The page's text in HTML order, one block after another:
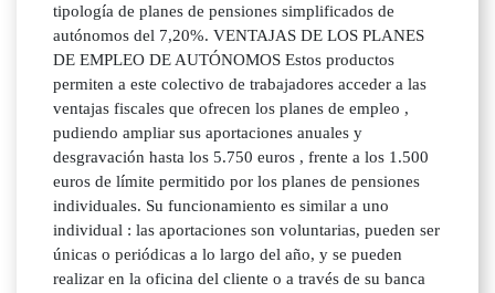
tipología de planes de pensiones simplificados de
autónomos del 7,20%. VENTAJAS DE LOS PLANES
DE EMPLEO DE AUTÓNOMOS Estos productos
permiten a este colectivo de trabajadores acceder a las
ventajas fiscales que ofrecen los planes de empleo ,
pudiendo ampliar sus aportaciones anuales y
desgravación hasta los 5.750 euros , frente a los 1.500
euros de límite permitido por los planes de pensiones
individuales. Su funcionamiento es similar a uno
individual : las aportaciones son voluntarias, pueden ser
únicas o periódicas a lo largo del año, y se pueden
realizar en la oficina del cliente o a través de su banca